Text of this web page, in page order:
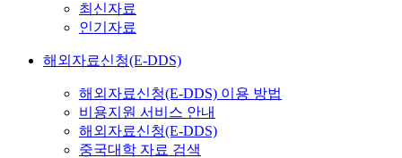
최신자료
인기자료
해외자료신청(E-DDS)
해외자료신청(E-DDS) 이용 방법
비용지원 서비스 안내
해외자료신청(E-DDS)
중국대학 자료 검색